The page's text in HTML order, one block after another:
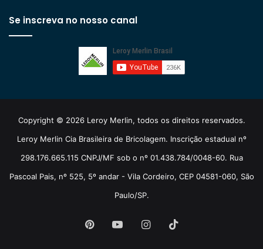
Se inscreva no nosso canal
Copyright © 2026 Leroy Merlin, todos os direitos reservados.
Leroy Merlin Cia Brasileira de Bricolagem. Inscrição estadual nº
298.176.665.115 CNPJ/MF sob o nº 01.438.784/0048-60. Rua
Pascoal Pais, nº 525, 5º andar - Vila Cordeiro, CEP 04581-060, São
Paulo/SP.
PinterestYouTubeInstagram